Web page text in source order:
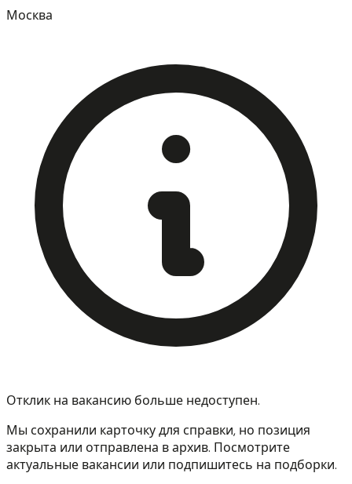
Москва
Отклик на вакансию больше недоступен.
Мы сохранили карточку для справки, но позиция
закрыта или отправлена в архив. Посмотрите
актуальные вакансии или подпишитесь на подборки.